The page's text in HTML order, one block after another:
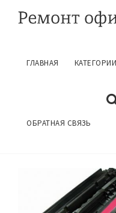
ГЛАВНАЯ КАТЕГОРИИ
ОБРАТНАЯ СВЯЗЬ
РЕМОНТ
ГЛАВНАЯ